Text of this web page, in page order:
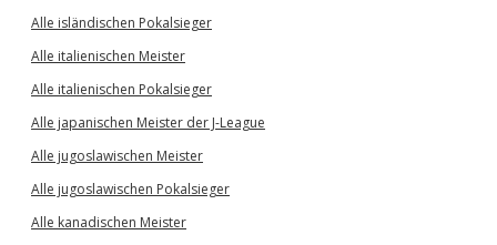
Alle isländischen Pokalsieger
Alle italienischen Meister
Alle italienischen Pokalsieger
Alle japanischen Meister der J-League
Alle jugoslawischen Meister
Alle jugoslawischen Pokalsieger
Alle kanadischen Meister